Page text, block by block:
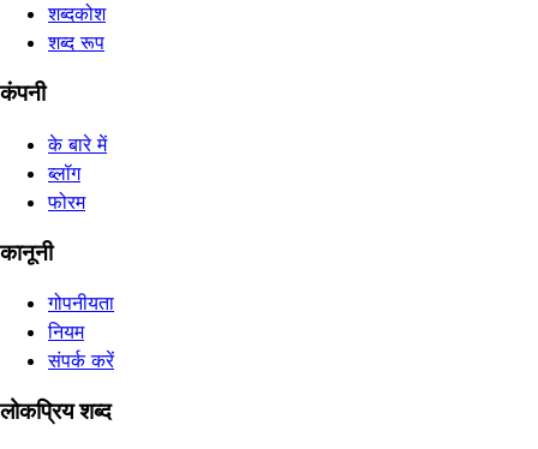
शब्दकोश
शब्द रूप
कंपनी
के बारे में
ब्लॉग
फोरम
कानूनी
गोपनीयता
नियम
संपर्क करें
लोकप्रिय शब्द